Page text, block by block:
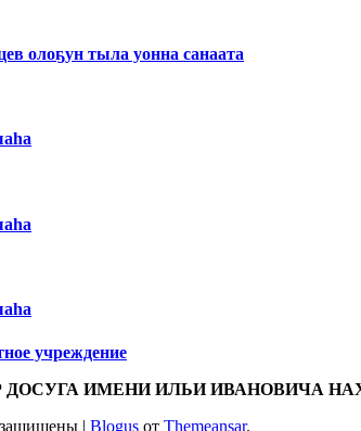
олоҕун тыла уонна санаата
учреждение
ДОСУГА ИМЕНИ ИЛЬИ ИВАНОВИЧА
| Blogus от Themeansar.